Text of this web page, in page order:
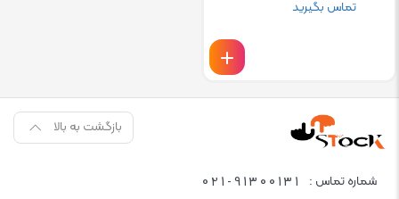
تماس بگیرید
بازگشت به بالا
شماره تماس : 021-91300131